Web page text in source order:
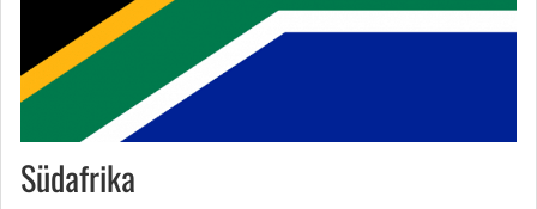
Südafrika